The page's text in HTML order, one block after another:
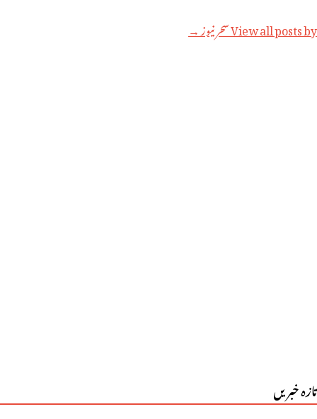
View all posts by سحر نیوز →
تازہ خبریں